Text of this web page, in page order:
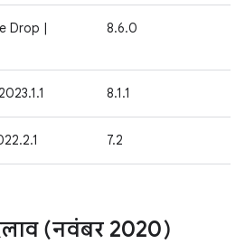
Drop |
8.6.0
8.1.1
7.2
(नवंबर 2020)